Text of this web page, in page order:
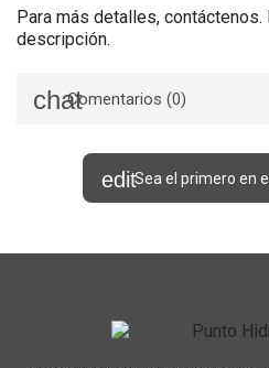
Para más detalles, contáctenos.
descripción.
Comentarios (0)
Sea el primero en